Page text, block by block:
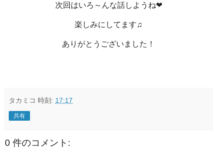
次回はいろ～んな話しようね❤
楽しみにしてます♫
ありがとうございました！
タカミコ 時刻: 17:17
共有
0 件のコメント: